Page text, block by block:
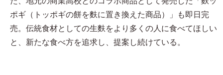
ポギ（トッポギの餅を麩に置き換えた商品）」も即日完
売。伝統食材としての生麩をより多くの人に食べてほしい
と、新たな食べ方を追求し、提案し続けている。